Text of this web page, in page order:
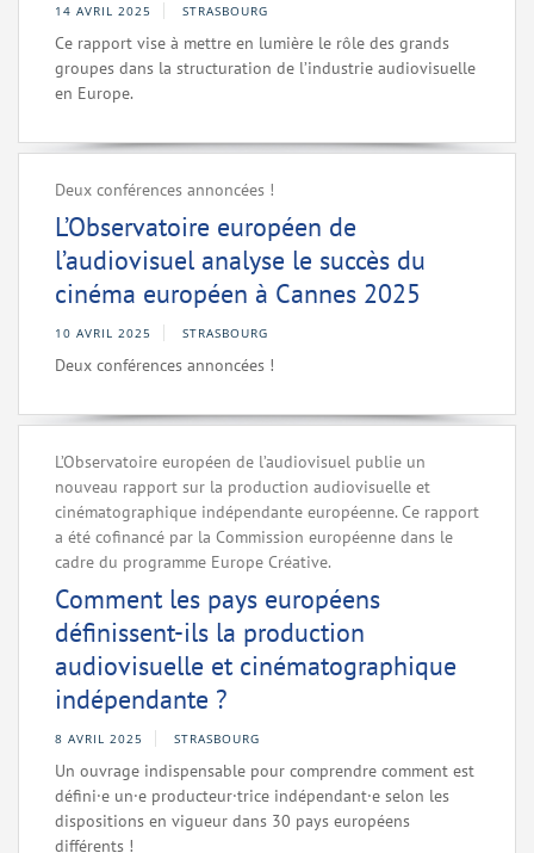
14 AVRIL 2025 STRASBOURG
Ce rapport vise à mettre en lumière le rôle des grands
groupes dans la structuration de l’industrie audiovisuelle
en Europe.
Deux conférences annoncées !
L’Observatoire européen de
l’audiovisuel analyse le succès du
cinéma européen à Cannes 2025
10 AVRIL 2025 STRASBOURG
Deux conférences annoncées !
L’Observatoire européen de l’audiovisuel publie un
nouveau rapport sur la production audiovisuelle et
cinématographique indépendante européenne. Ce rapport
a été cofinancé par la Commission européenne dans le
cadre du programme Europe Créative.
Comment les pays européens
définissent-ils la production
audiovisuelle et cinématographique
indépendante ?
8 AVRIL 2025 STRASBOURG
Un ouvrage indispensable pour comprendre comment est
défini·e un·e producteur·trice indépendant·e selon les
dispositions en vigueur dans 30 pays européens
différents !